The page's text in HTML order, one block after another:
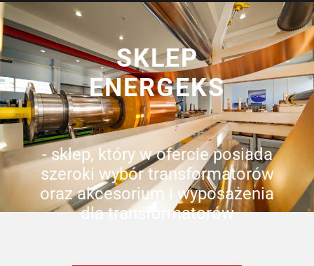
SKLEP
ENERGEKS
- sklep, który w ofercie posiada
szeroki wybór transformatorów
oraz akcesorium i wyposażenia
dla transformatorów